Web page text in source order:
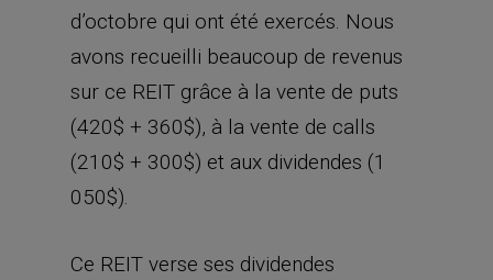
d’octobre qui ont été exercés. Nous
avons recueilli beaucoup de revenus
sur ce REIT grâce à la vente de puts
(420$ + 360$), à la vente de calls
(210$ + 300$) et aux dividendes (1
050$).
Ce REIT verse ses dividendes